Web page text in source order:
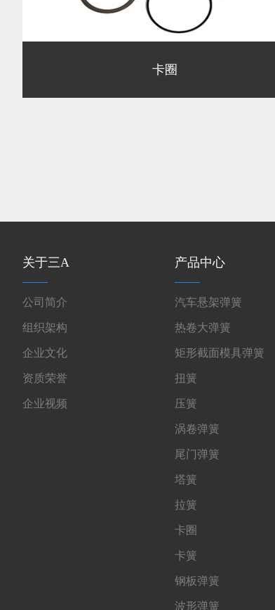
卡圈
关于三A
公司简介
组织架构
企业文化
资质荣誉
企业视频
产品中心
汽车悬架弹簧
热卷大弹簧
矩形截面模具弹簧
扭簧
压簧
涡卷弹簧
尾门弹簧
塔簧
拉簧
卡圈
卡簧
钢板弹簧
波形弹簧